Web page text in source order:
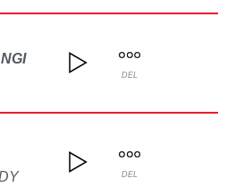
DEL
DEL